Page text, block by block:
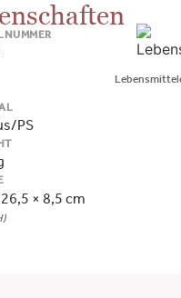
PS
× 8,5 cm